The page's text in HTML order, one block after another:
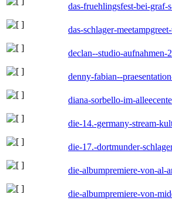
das-fruehlingsfest-bei-graf-
das-schlager-
declan--studio-aufnahmen-
denny-fabian--
diana-sorbello-im-
die-14.-germany-stream-
die-17.-dortmunder-
die-albumpremiere-von-al-
die-albumpremiere-von-